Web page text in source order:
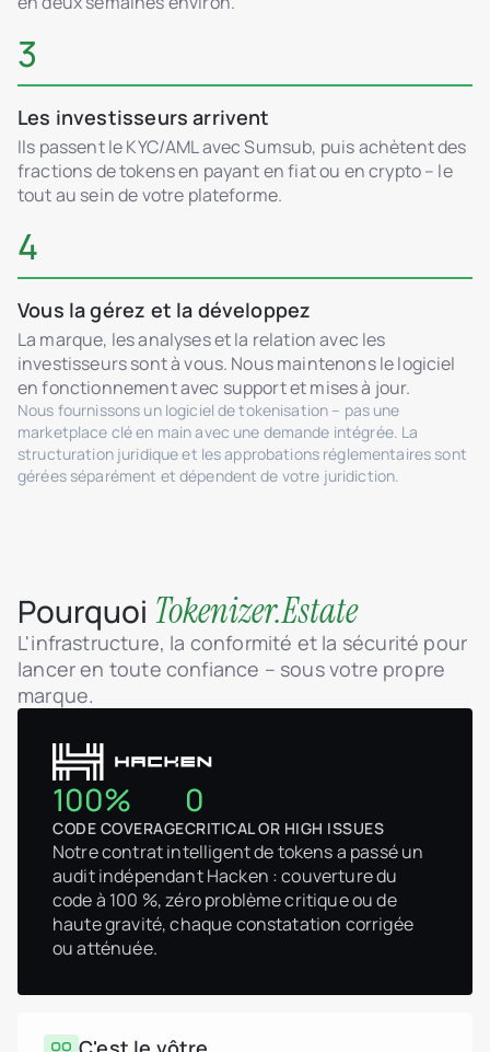
3
Les investisseurs arrivent
Ils passent le KYC/AML avec Sumsub, puis achètent des
fractions de tokens en payant en fiat ou en crypto – le
tout au sein de votre plateforme.
4
Vous la gérez et la développez
La marque, les analyses et la relation avec les
investisseurs sont à vous. Nous maintenons le logiciel
en fonctionnement avec support et mises à jour.
Nous fournissons un logiciel de tokenisation – pas une
marketplace clé en main avec une demande intégrée. La
structuration juridique et les approbations réglementaires sont
gérées séparément et dépendent de votre juridiction.
Pourquoi Tokenizer.Estate
L'infrastructure, la conformité et la sécurité pour
lancer en toute confiance – sous votre propre
marque.
100%
CODE COVERAGE
0
CRITICAL OR HIGH ISSUES
Notre contrat intelligent de tokens a passé un
audit indépendant Hacken : couverture du
code à 100 %, zéro problème critique ou de
haute gravité, chaque constatation corrigée
ou atténuée.